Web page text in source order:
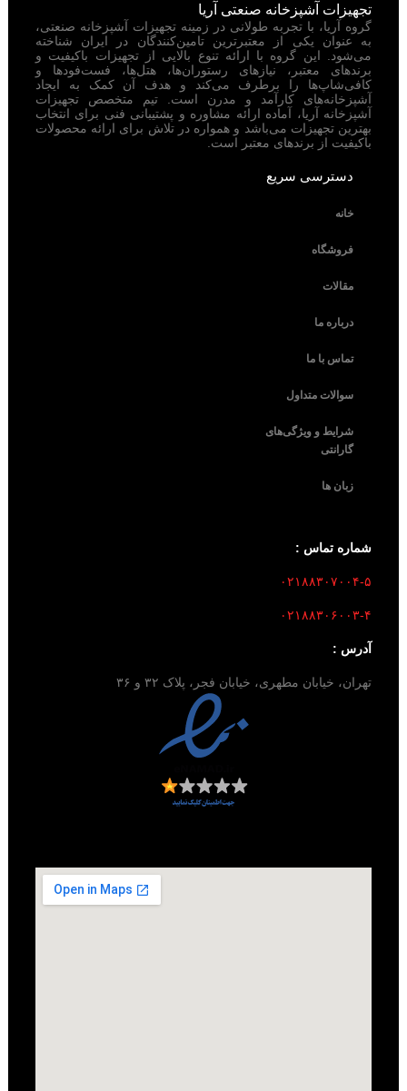
تجهیزات آشپزخانه صنعتی آریا
گروه آریا، با تجربه طولانی در زمینه تجهیزات آشپزخانه صنعتی،
به عنوان یکی از معتبرترین تامین‌کنندگان در ایران شناخته
می‌شود. این گروه با ارائه تنوع بالایی از تجهیزات باکیفیت و
برندهای معتبر، نیازهای رستوران‌ها، هتل‌ها، فست‌فودها و
کافی‌شاپ‌ها را برطرف می‌کند و هدف آن کمک به ایجاد
آشپزخانه‌های کارآمد و مدرن است. تیم متخصص تجهیزات
آشپزخانه آریا، آماده ارائه مشاوره و پشتیبانی فنی برای انتخاب
بهترین تجهیزات می‌باشد و همواره در تلاش برای ارائه محصولات
باکیفیت از برندهای معتبر است.
دسترسی سریع
خانه
فروشگاه
مقالات
درباره ما
تماس با ما
سوالات متداول
شرایط و ویژگی‌های
گارانتی
زبان ها
شماره تماس :
۰۲۱۸۸۳۰۷۰۰۴-۵
۰۲۱۸۸۳۰۶۰۰۳-۴
آدرس :
تهران، خیابان مطهری، خیابان فجر، پلاک ۳۲ و ۳۶